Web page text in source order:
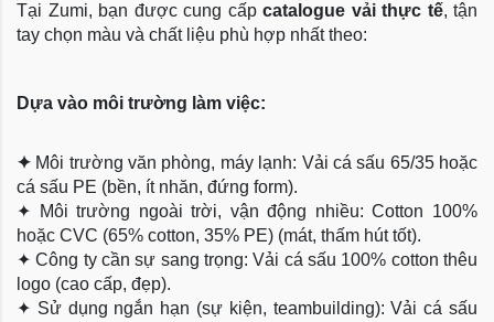
Tại Zumi, bạn được cung cấp catalogue vải thực tế, tận
tay chọn màu và chất liệu phù hợp nhất theo:
Dựa vào môi trường làm việc:
✦ Môi trường văn phòng, máy lạnh: Vải cá sấu 65/35 hoặc
cá sấu PE (bền, ít nhăn, đứng form).
✦
Môi trường ngoài trời, vận động nhiều: Cotton 100%
hoặc CVC (65% cotton, 35% PE) (mát, thấm hút tốt).
✦Công ty cần sự sang trọng: Vải cá sấu 100% cotton thêu
logo (cao cấp, đẹp).
✦ Sử dụng ngắn hạn (sự kiện, teambuilding): Vải cá sấu